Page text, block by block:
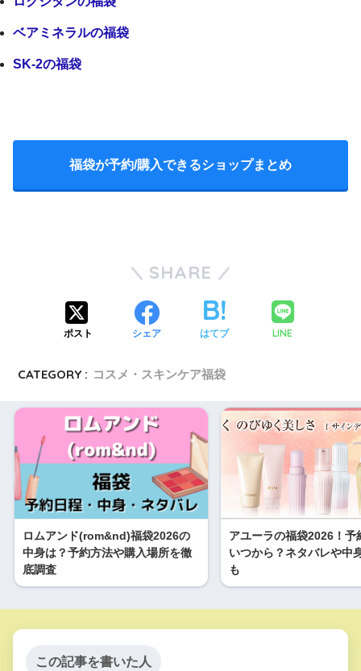
COSME
パウダー：#02
アドバンスドエシリアルスムースオペレーター プライ
マー：30ml
January 7, 2021
ベアミネラルの福袋
SK-2の福袋
福袋が予約/購入できるショップまとめ
SHARE
ポスト シェア はてブ LINE
CATEGORY : コスメ・スキンケア福袋
ロムアンド(rom&nd)福袋2026の
中身は？予約方法や購入場所を徹
底調査
アユーラの福袋2026！予
いつから？ネタバレや中
も
この記事を書いた人